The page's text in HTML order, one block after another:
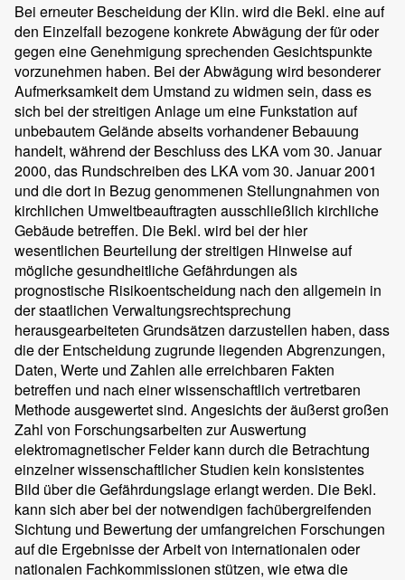
Bei erneuter Bescheidung der Klin. wird die Bekl. eine auf
den Einzelfall bezogene konkrete Abwägung der für oder
gegen eine Genehmigung sprechenden Gesichtspunkte
vorzunehmen haben. Bei der Abwägung wird besonderer
Aufmerksamkeit dem Umstand zu widmen sein, dass es
sich bei der streitigen Anlage um eine Funkstation auf
unbebautem Gelände abseits vorhandener Bebauung
handelt, während der Beschluss des LKA vom 30. Januar
2000, das Rundschreiben des LKA vom 30. Januar 2001
und die dort in Bezug genommenen Stellungnahmen von
kirchlichen Umweltbeauftragten ausschließlich kirchliche
Gebäude betreffen. Die Bekl. wird bei der hier
wesentlichen Beurteilung der streitigen Hinweise auf
mögliche gesundheitliche Gefährdungen als
prognostische Risikoentscheidung nach den allgemein in
der staatlichen Verwaltungsrechtsprechung
herausgearbeiteten Grundsätzen darzustellen haben, dass
die der Entscheidung zugrunde liegenden Abgrenzungen,
Daten, Werte und Zahlen alle erreichbaren Fakten
betreffen und nach einer wissenschaftlich vertretbaren
Methode ausgewertet sind. Angesichts der äußerst großen
Zahl von Forschungsarbeiten zur Auswertung
elektromagnetischer Felder kann durch die Betrachtung
einzelner wissenschaftlicher Studien kein konsistentes
Bild über die Gefährdungslage erlangt werden. Die Bekl.
kann sich aber bei der notwendigen fachübergreifenden
Sichtung und Bewertung der umfangreichen Forschungen
auf die Ergebnisse der Arbeit von internationalen oder
nationalen Fachkommissionen stützen, wie etwa die